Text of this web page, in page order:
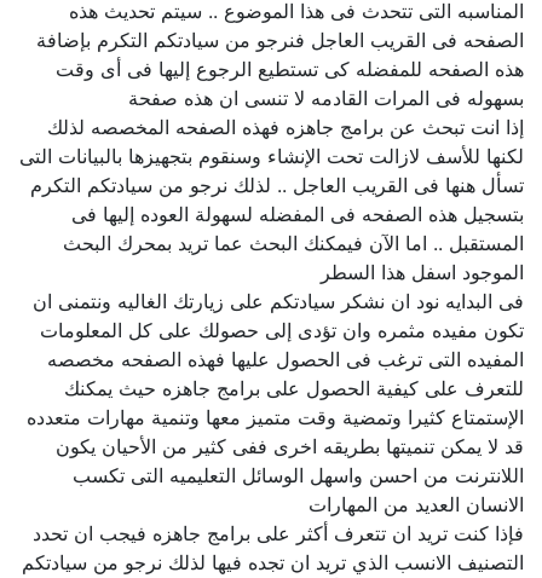
المناسبه التى تتحدث فى هذا الموضوع .. سيتم تحديث هذه
الصفحه فى القريب العاجل فنرجو من سيادتكم التكرم بإضافة
هذه الصفحه للمفضله كى تستطيع الرجوع إليها فى أى وقت
بسهوله فى المرات القادمه لا تنسى ان هذه صفحة
إذا انت تبحث عن برامج جاهزه فهذه الصفحه المخصصه لذلك
لكنها للأسف لازالت تحت الإنشاء وسنقوم بتجهيزها بالبيانات التى
تسأل هنها فى القريب العاجل .. لذلك نرجو من سيادتكم التكرم
بتسجيل هذه الصفحه فى المفضله لسهولة العوده إليها فى
المستقبل .. اما الآن فيمكنك البحث عما تريد بمحرك البحث
الموجود اسفل هذا السطر
فى البدايه نود ان نشكر سيادتكم على زيارتك الغاليه ونتمنى ان
تكون مفيده مثمره وان تؤدى إلى حصولك على كل المعلومات
المفيده التى ترغب فى الحصول عليها فهذه الصفحه مخصصه
للتعرف على كيفية الحصول على برامج جاهزه حيث يمكنك
الإستمتاع كثيرا وتمضية وقت متميز معها وتنمية مهارات متعدده
قد لا يمكن تنميتها بطريقه اخرى ففى كثير من الأحيان يكون
اللانترنت من احسن واسهل الوسائل التعليميه التى تكسب
الانسان العديد من المهارات
فإذا كنت تريد ان تتعرف أكثر على برامج جاهزه فيجب ان تحدد
التصنيف الانسب الذي تريد ان تجده فيها لذلك نرجو من سيادتكم